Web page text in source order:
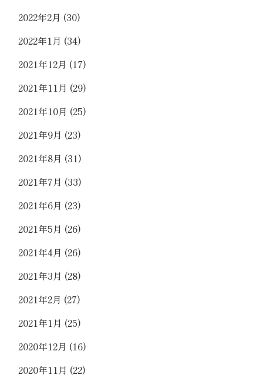
2022年2月 (30)
2022年1月 (34)
2021年12月 (17)
2021年11月 (29)
2021年10月 (25)
2021年9月 (23)
2021年8月 (31)
2021年7月 (33)
2021年6月 (23)
2021年5月 (26)
2021年4月 (26)
2021年3月 (28)
2021年2月 (27)
2021年1月 (25)
2020年12月 (16)
2020年11月 (22)